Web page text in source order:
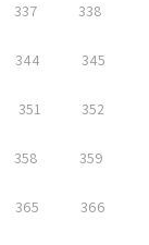
337 338
344 345
351 352
358 359
365 366